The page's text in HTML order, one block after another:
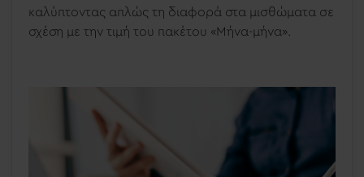
καλύπτοντας απλώς τη διαφορά στα μισθώματα σε
σχέση με την τιμή του πακέτου «Μήνα-μήνα».